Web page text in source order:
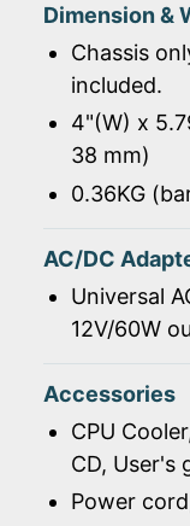
Dimension &
Chassis
included.
4"(W) x
38 mm)
0.36KG
AC/DC
Universal
12V/60W
Accessories
CPU
CD, User's
Power